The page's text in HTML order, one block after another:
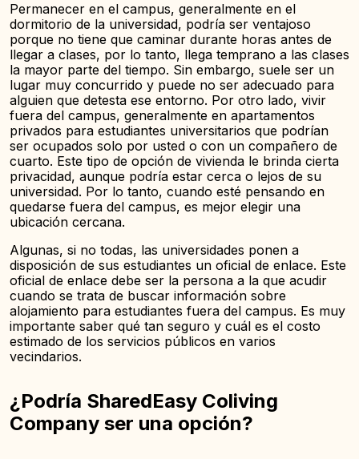
Permanecer en el campus, generalmente en el
dormitorio de la universidad, podría ser ventajoso
porque no tiene que caminar durante horas antes de
llegar a clases, por lo tanto, llega temprano a las clases
la mayor parte del tiempo. Sin embargo, suele ser un
lugar muy concurrido y puede no ser adecuado para
alguien que detesta ese entorno. Por otro lado, vivir
fuera del campus, generalmente en apartamentos
privados para estudiantes universitarios que podrían
ser ocupados solo por usted o con un compañero de
cuarto. Este tipo de opción de vivienda le brinda cierta
privacidad, aunque podría estar cerca o lejos de su
universidad. Por lo tanto, cuando esté pensando en
quedarse fuera del campus, es mejor elegir una
ubicación cercana.
Algunas, si no todas, las universidades ponen a
disposición de sus estudiantes un oficial de enlace. Este
oficial de enlace debe ser la persona a la que acudir
cuando se trata de buscar información sobre
alojamiento para estudiantes fuera del campus. Es muy
importante saber qué tan seguro y cuál es el costo
estimado de los servicios públicos en varios
vecindarios.
¿Podría SharedEasy Coliving
Company ser una opción?